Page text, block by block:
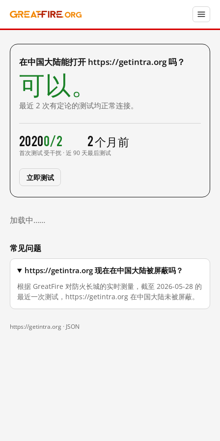
在中国大陆能打开 https://getintra.org 吗？
可以。
最近 2 次有定论的测试均正常连接。
2020
首次测试
0/2
受干扰 · 近 90 天
2 个月前
最后测试
立即测试
加载中……
常见问题
https://getintra.org 现在在中国大陆被屏蔽吗？
根据 GreatFire 对防火长城的实时测量，截至 2026-05-28 的
最近一次测试，https://getintra.org 在中国大陆未被屏蔽。
https://getintra.org · JSON